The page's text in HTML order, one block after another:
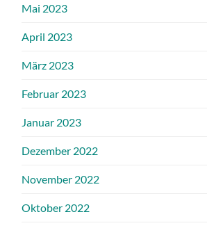
Mai 2023
April 2023
März 2023
Februar 2023
Januar 2023
Dezember 2022
November 2022
Oktober 2022